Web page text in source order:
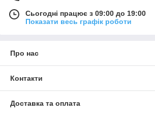
Сьогодні працює з 09:00 до 19:00
Показати весь графік роботи
Про нас
Контакти
Доставка та оплата